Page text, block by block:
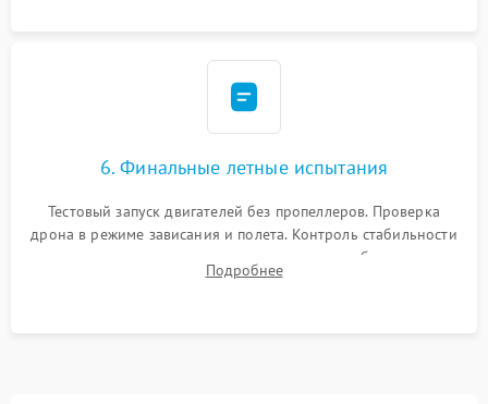
6. Финальные летные испытания
Тестовый запуск двигателей без пропеллеров. Проверка
дрона в режиме зависания и полета. Контроль стабильности
удержания точки, качества передачи видео, работы системы
возврата домой (RTH) и дальности радиосвязи.
Подробнее